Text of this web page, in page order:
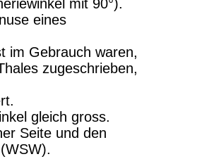
mit 90°).
eines
im Gebrauch waren,
zugeschrieben,
gleich gross.
Seite und den